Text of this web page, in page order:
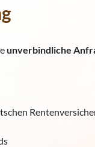
unverbindliche